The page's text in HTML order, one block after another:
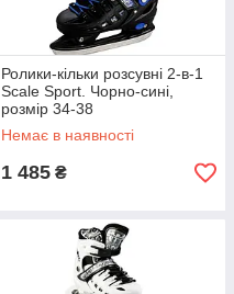
Ролики-кільки розсувні 2-в-1
Scale Sport. Чорно-сині,
розмір 34-38
Немає в наявності
1 485 ₴